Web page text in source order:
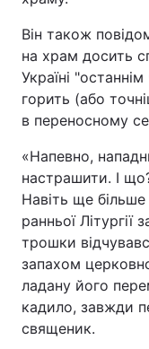
Він також
на храм досить
Україні
горить (або
в переносному
«Напевно,
настрашити. І
Навіть ще
ранньої
трошки
запахом
ладану його
кадило, завжди
священик.